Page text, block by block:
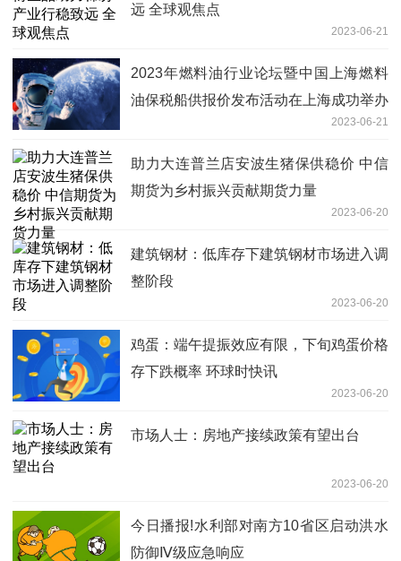
远 全球观焦点
2023-06-21
2023年燃料油行业论坛暨中国上海燃料
油保税船供报价发布活动在上海成功举办
2023-06-21
助力大连普兰店安波生猪保供稳价 中信
期货为乡村振兴贡献期货力量
2023-06-20
建筑钢材：低库存下建筑钢材市场进入调
整阶段
2023-06-20
鸡蛋：端午提振效应有限，下旬鸡蛋价格
存下跌概率 环球时快讯
2023-06-20
市场人士：房地产接续政策有望出台
2023-06-20
今日播报!水利部对南方10省区启动洪水
防御Ⅳ级应急响应